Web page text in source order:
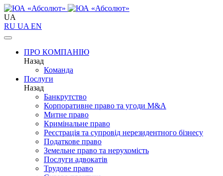
UA
RU UA EN
ПРО КОМПАНІЮ
Назад
Команда
Послуги
Назад
Банкрутство
Корпоративне право та угоди M&A
Митне право
Кримінальне право
Реєстрація та супровід нерезидентного бізнесу
Податкове право
Земельне право та нерухомість
Послуги адвокатів
Трудове право